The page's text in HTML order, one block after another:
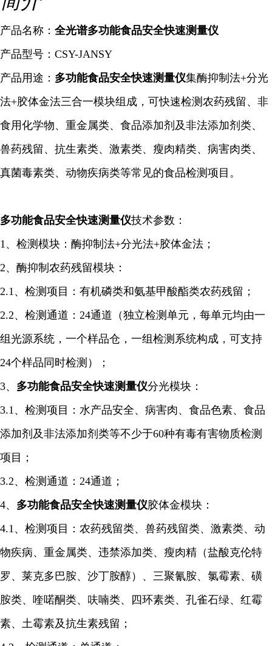
产品名称： 全光谱多功能食品安全快速测量仪
产品型号：CSY-JANSY
产品用途： 多功能食品安全快速测量仪集酶抑制 法+分光
法+胶体金法三合一模块组成，可快速检测农药残留、非
食用化学物、重金属类、食品添加剂及非法添加剂类、
兽药残留、抗生素类、激素类、瘦肉精类、病害肉类、
真菌毒素类、动物疾病类等常见的食品检测项目。
多功能食品安全快速测量仪技术参数：
1、检测模块：酶抑制 法+分光法+胶体金法；
2、酶抑制 农药残留模块：
2.1、检测项目：有机磷类和氨基甲酸酯类农药残留；
2.2、检测通道：24通道（独立检测单元，每单元均由一
组光源系统，一个样品仓，一组检测系统构成，可支持
24个样品同时检测）；
3、 多功能食品安全快速测量仪分光模块：
3.1、检测项目：水产品安全、病害肉、食品色素、食品
添加剂及非法添加剂类等不少于60种有毒有害物质检测
项目；
3.2、检测通道：24通道；
4、 多功能食品安全快速测量仪胶体金模块：
4.1、检测项目：农药残留类、兽药残留类、激素类、动
物疾病、重金属类、违禁添加类、瘦肉精（盐酸克伦特
罗、莱克多巴胺、沙丁胺醇）、三聚氰胺、氯霉素、磺
胺类、喹喏酮类、呋喃类、四环素类、孔雀石绿、红霉
素、土霉素及抗生素残留；